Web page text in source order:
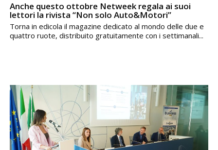
Anche questo ottobre Netweek regala ai suoi
lettori la rivista “Non solo Auto&Motori”
Torna in edicola il magazine dedicato al mondo delle due e
quattro ruote, distribuito gratuitamente con i settimanali...